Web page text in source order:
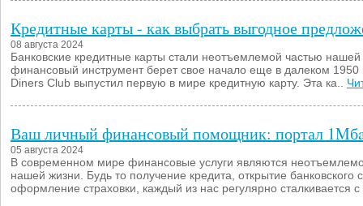
Кредитные карты - как выбрать выгодное
08 августа 2024
Банковские кредитные карты стали неотъемлемой частью
финансовый инструмент берет свое начало еще в далеком 1950
Diners Club выпустил первую в мире кредитную карту. Эта ка..
Ваш личный финансовый помощник: портал
05 августа 2024
В современном мире финансовые услуги являются
нашей жизни. Будь то получение кредита, открытие банковского
оформление страховки, каждый из нас регулярно сталкивается